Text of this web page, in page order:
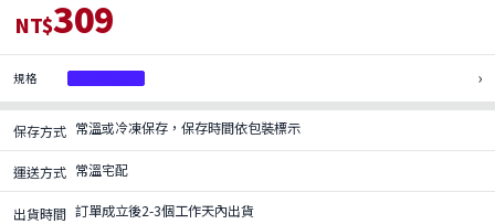
NT$309
規格 ›
保存方式 常溫或冷凍保存，保存時間依包裝標示
運送方式 常溫宅配
出貨時間 訂單成立後2-3個工作天內出貨